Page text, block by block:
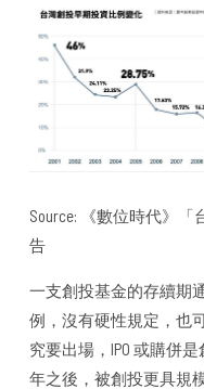
Source: 《數位時代》
告
一支創投基金的存續期
例，沒有硬性規定，也
究要出場，IPO 或購併
年之後，被創投更具規